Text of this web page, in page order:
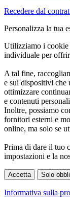
Recedere dal
Personalizza la tua
Utilizziamo i cookie
individuale per
A tal fine,
e sui dispositivi che
ottimizzare
e contenuti
Inoltre, possiamo
fornitori esterni e
online, ma solo se
Prima di dare il tuo
impostazioni e la
Accetta Solo
Informativa sulla